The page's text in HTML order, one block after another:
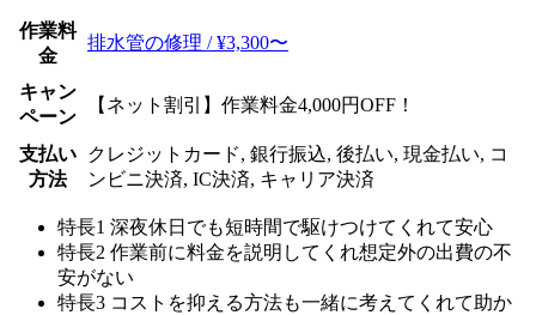
作業料
金
排水管の修理 / ¥3,300〜
キャン
ペーン
【ネット割引】作業料金4,000円OFF！
支払い
方法
クレジットカード, 銀行振込, 後払い, 現金払い, コ
ンビニ決済, IC決済, キャリア決済
特長1 深夜休日でも短時間で駆けつけてくれて安心
特長2 作業前に料金を説明してくれ想定外の出費の不
安がない
特長3 コストを抑える方法も一緒に考えてくれて助か